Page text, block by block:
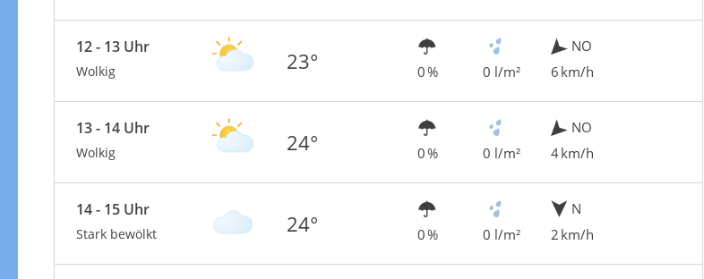
12 - 13 Uhr
Wolkig 23° 0 % 0 l/m²
NO
6 km/h
13 - 14 Uhr
Wolkig 24° 0 % 0 l/m²
NO
4 km/h
14 - 15 Uhr
Stark bewölkt 24° 0 % 0 l/m²
N
2 km/h